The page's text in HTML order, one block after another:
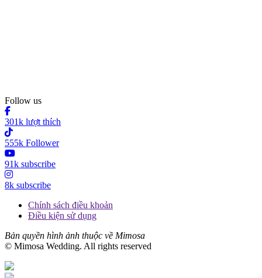
Follow us
301k lượt thích
555k Follower
91k subscribe
8k subscribe
Chính sách điều khoản
Điều kiện sử dụng
Bản quyền hình ảnh thuộc về Mimosa
© Mimosa Wedding. All rights reserved